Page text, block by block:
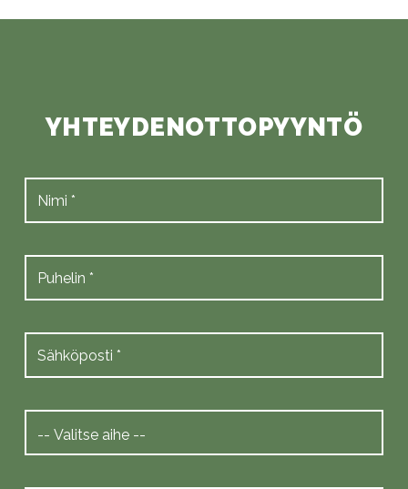
YHTEYDENOTTOPYYNTÖ